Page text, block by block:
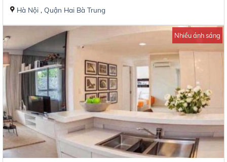
Hà Nội, Quận Hai Bà Trung
Nhiều ánh sáng